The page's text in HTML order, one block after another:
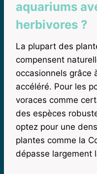
aquariums
herbivores ?
La plupart des
compensent
occasionnels grâce
accéléré. Pour les
voraces comme
des espèces
optez pour une
plantes comme la
dépasse largement